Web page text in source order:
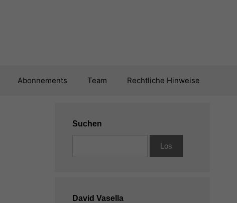
Abonnements Team Rechtliche Hinweise
Suchen
David Vasella